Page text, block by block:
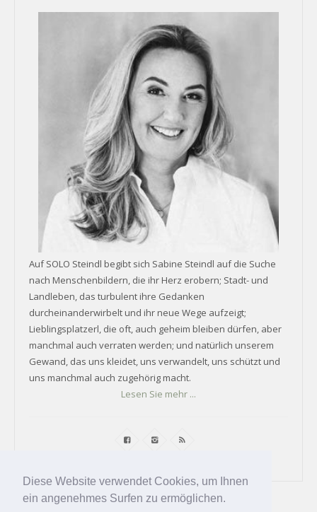
Diese Website verwendet Cookies, um Ihnen
ein angenehmes Surfen zu ermöglichen.
Auf SOLO Steindl begibt sich Sabine Steindl auf die Suche
nach Menschenbildern, die ihr Herz erobern; Stadt- und
Landleben, das turbulent ihre Gedanken
durcheinanderwirbelt und ihr neue Wege aufzeigt;
Lieblingsplatzerl, die oft, auch geheim bleiben dürfen, aber
manchmal auch verraten werden; und natürlich unserem
Gewand, das uns kleidet, uns verwandelt, uns schützt und
uns manchmal auch zugehörig macht.
Lesen Sie mehr ...